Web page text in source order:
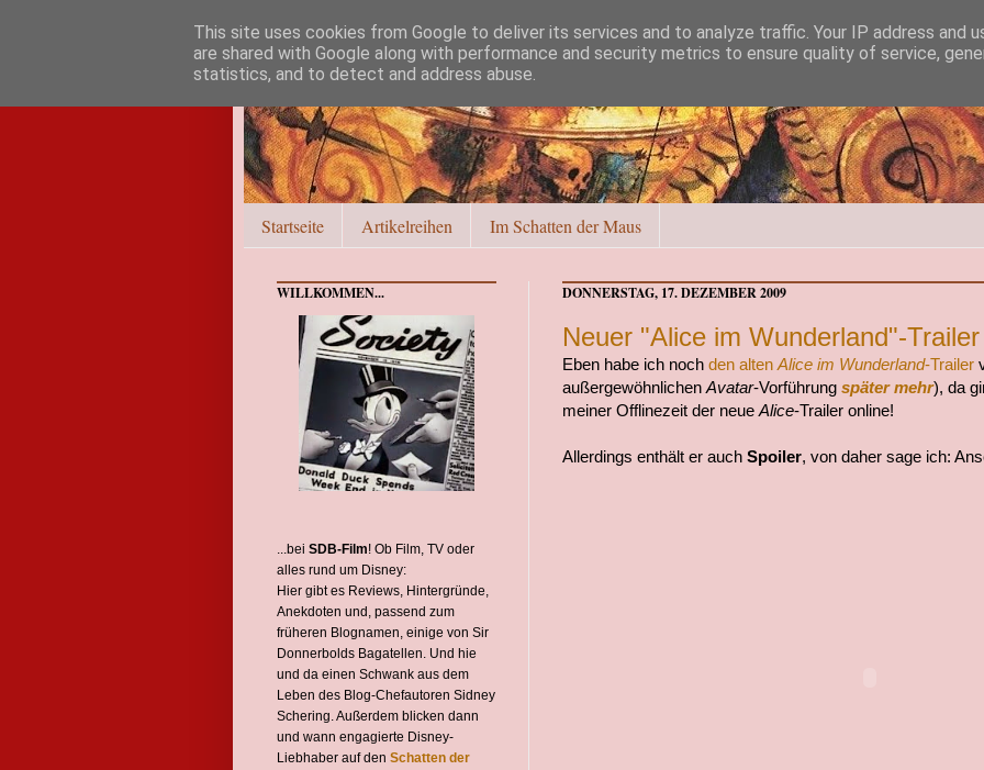
Startseite Artikelreihen Im Schatten der Maus
DONNERSTAG, 17. DEZEMBER 2009
Neuer "Alice im Wunderland"-Trailer
Eben habe ich noch den alten Alice im Wunderland-Trailer
außergewöhnlichen Avatar-Vorführung später mehr), da
meiner Offlinezeit der neue Alice-Trailer online!
Allerdings enthält er auch Spoiler, von daher sage ich:
WILLKOMMEN...
...bei SDB-Film! Ob Film, TV oder
alles rund um Disney:
Hier gibt es Reviews, Hintergründe,
Anekdoten und, passend zum
früheren Blognamen, einige von Sir
Donnerbolds Bagatellen. Und hie
und da einen Schwank aus dem
Leben des Blog-Chefautoren Sidney
Schering. Außerdem blicken dann
und wann engagierte Disney-
Liebhaber auf den Schatten der
This site uses cookies from Google to deliver its services and to analyze traffic. Your IP address and
are shared with Google along with performance and security metrics to ensure quality of service,
statistics, and to detect and address abuse.